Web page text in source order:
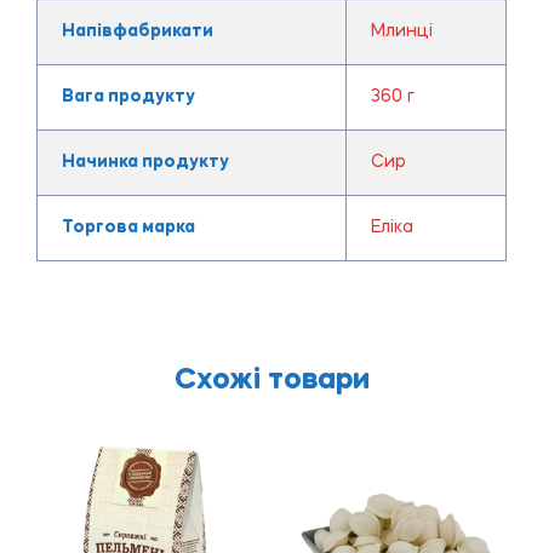
Напівфабрикати Млинці
Вага продукту 360 г
Начинка продукту Сир
Торгова марка Еліка
Схожі товари